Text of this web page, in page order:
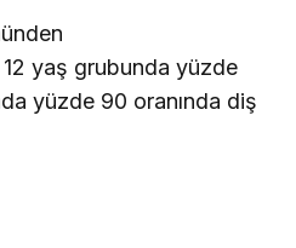
yaş grubunda yüzde
yüzde 90 oranında diş